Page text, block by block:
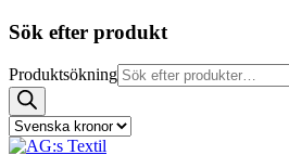
Sök efter produkt
Produktsökning